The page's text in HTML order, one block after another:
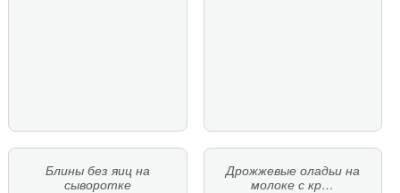
Блины без яиц на
сыворотке
Дрожжевые оладьи на
молоке с кр…